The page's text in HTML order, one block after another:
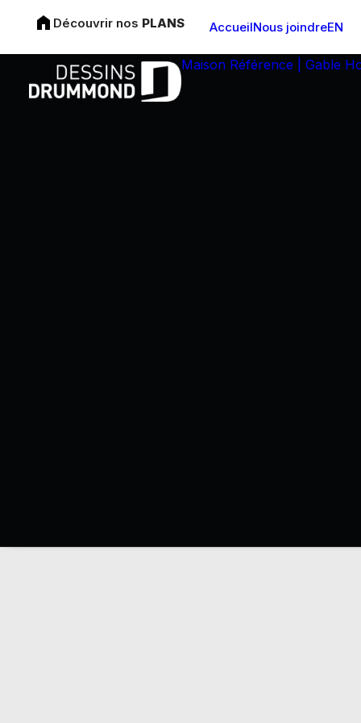
Découvrir nos PLANS AccueilNous joindreEN
Maison Référence | Gable